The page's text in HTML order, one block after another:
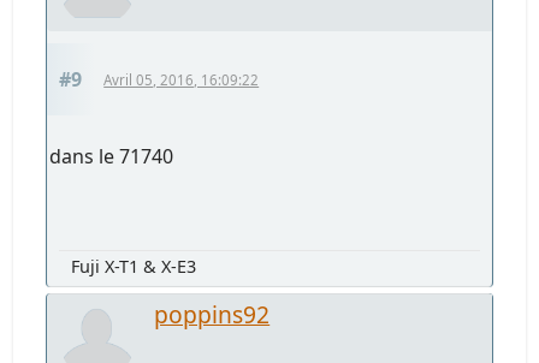
#9 Avril 05, 2016, 16:09:22
dans le 71740
Fuji X-T1 & X-E3
poppins92